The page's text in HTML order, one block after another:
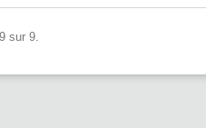
sur 9.